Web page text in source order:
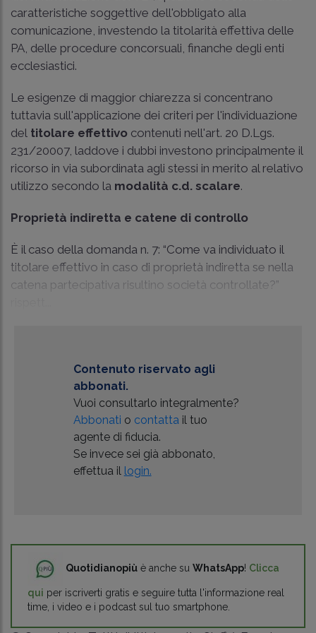
caratteristiche soggettive dell'obbligato alla
comunicazione, investendo la titolarità effettiva delle
PA, delle procedure concorsuali, finanche degli enti
ecclesiastici.
Le esigenze di maggior chiarezza si concentrano
tuttavia sull'applicazione dei criteri per l'individuazione
del titolare effettivo contenuti nell'art. 20 D.Lgs.
231/20007, laddove i dubbi investono principalmente il
ricorso in via subordinata agli stessi in merito al relativo
utilizzo secondo la modalità c.d. scalare.
Proprietà indiretta e catene di controllo
È il caso della domanda n. 7: “Come va individuato il
titolare effettivo in caso di proprietà indiretta se nella
catena partecipativa risultino società controllate?”
Contenuto riservato agli
abbonati.
Vuoi consultarlo integralmente?
Abbonati o contatta il tuo
agente di fiducia.
Se invece sei già abbonato,
effettua il login.
Quotidianopiù è anche su WhatsApp! Clicca
qui per iscriverti gratis e seguire tutta l'informazione real
time, i video e i podcast sul tuo smartphone.